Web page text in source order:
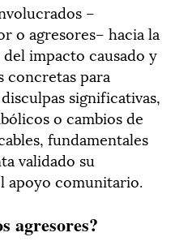
–
o agresores– hacia la
impacto causado y
concretas para
significativas,
o cambios de
fundamentales
validado su
apoyo comunitario.
agresores?